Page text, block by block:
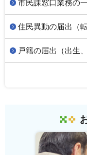
市民課窓口業務の
住民異動の届出（
戸籍の届出（出生